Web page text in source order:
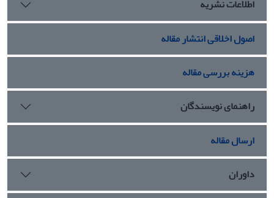
مقوله)، عوامل زمینه‌ای (4 مفهوم در قالب 2 مقوله)، عوامل مداخله
مقوله)، عوامل راهبردی (8 مفهوم در قالب 2 مقوله)، عوامل
پیامدی (5 مفهوم در قالب 2 مقوله) بوده است.
اطلاعات نشریه
اصول اخلاقی انتشار مقاله
هزینه بررسی مقاله
راهنمای نویسندگان
ارسال مقاله
داوران